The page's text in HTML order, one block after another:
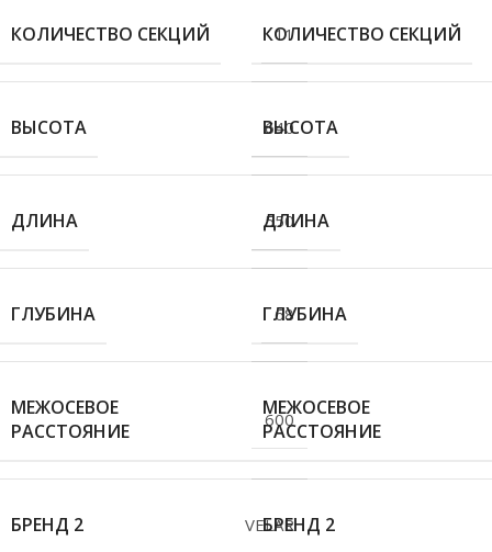
КОЛИЧЕСТВО СЕКЦИЙ 11
ВЫСОТА 640
ДЛИНА 550
ГЛУБИНА 68
МЕЖОСЕВОЕ
РАССТОЯНИЕ
600
БРЕНД 2 VELAR
КОЛИЧЕСТВО СЕКЦИЙ
ВЫСОТА
ДЛИНА
ГЛУБИНА
МЕЖОСЕВОЕ
РАССТОЯНИЕ
БРЕНД 2